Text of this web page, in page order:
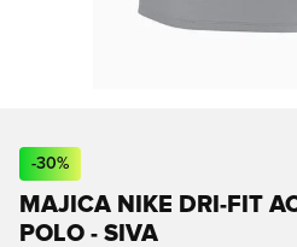
-30%
MAJICA NIKE DRI-FIT
POLO - SIVA